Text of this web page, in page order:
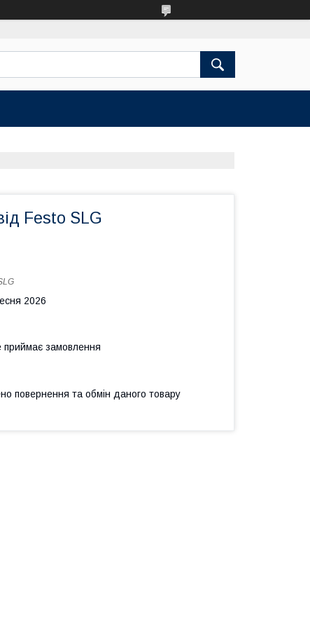
Festo SLG
2026
приймає замовлення
повернення та обмін даного товару